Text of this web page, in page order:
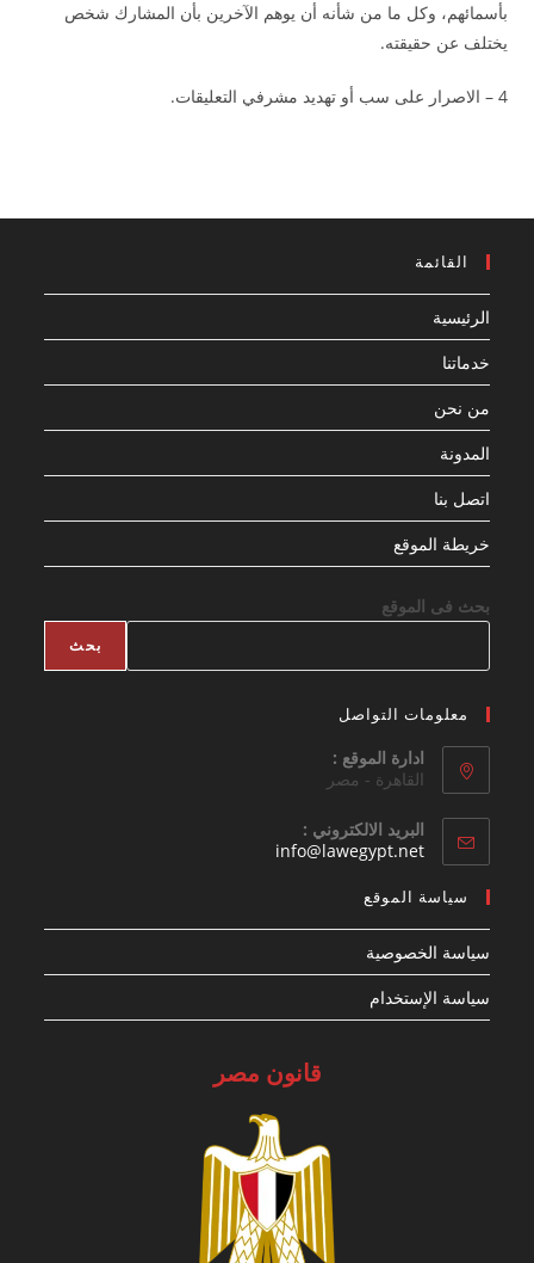
بأسمائهم، وكل ما من شأنه أن يوهم الآخرين بأن المشارك شخص
يختلف عن حقيقته.
4 – الاصرار على سب أو تهديد مشرفي التعليقات.
القائمة
الرئيسية
خدماتنا
من نحن
المدونة
اتصل بنا
خريطة الموقع
بحث فى الموقع
بحث
معلومات التواصل
ادارة الموقع :
القاهرة - مصر
البريد الالكتروني :
info@lawegypt.net
سياسة الموقع
سياسة الخصوصية
سياسة الإستخدام
قانون مصر